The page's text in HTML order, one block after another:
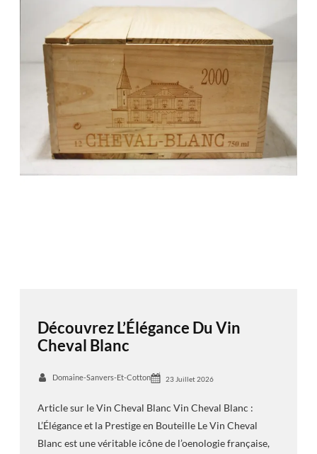
Découvrez L’Élégance Du Vin
Cheval Blanc
Domaine-Sanvers-Et-Cotton 23 Juillet 2026
Article sur le Vin Cheval Blanc Vin Cheval Blanc :
L’Élégance et la Prestige en Bouteille Le Vin Cheval
Blanc est une véritable icône de l’oenologie française,